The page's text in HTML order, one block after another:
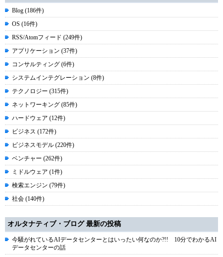
Blog (186件)
OS (16件)
RSS/Atomフィード (249件)
アプリケーション (37件)
コンサルティング (6件)
システムインテグレーション (8件)
テクノロジー (315件)
ネットワーキング (85件)
ハードウェア (12件)
ビジネス (172件)
ビジネスモデル (220件)
ベンチャー (262件)
ミドルウェア (1件)
検索エンジン (79件)
社会 (140件)
オルタナティブ・ブログ 最新の投稿
今騒がれているAIデータセンターとはいったい何なのか?!! 10分でわかるAI
データセンターの話